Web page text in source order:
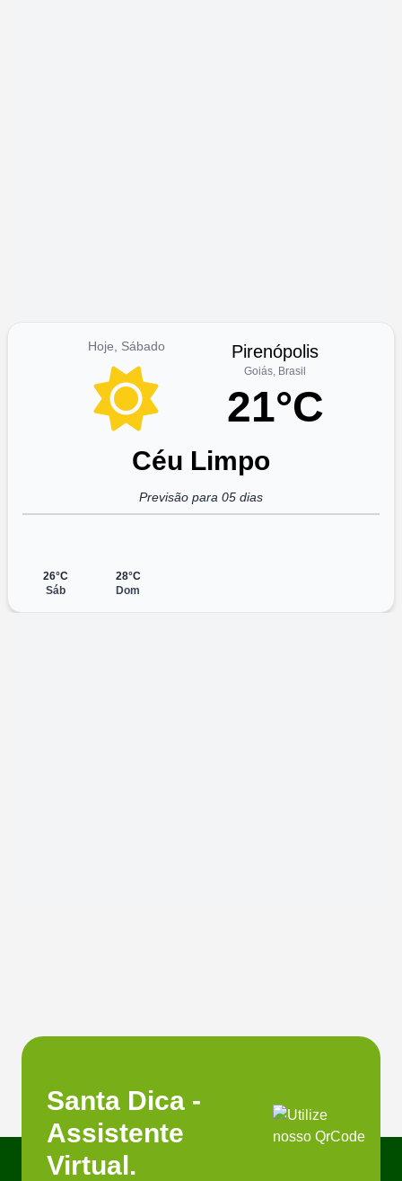
Hoje, Sábado Pirenópolis
Goiás, Brasil
21°C
Céu Limpo
Previsão para 05 dias
26°C
Sáb
28°C
Dom
Santa Dica -
Assistente
Virtual.